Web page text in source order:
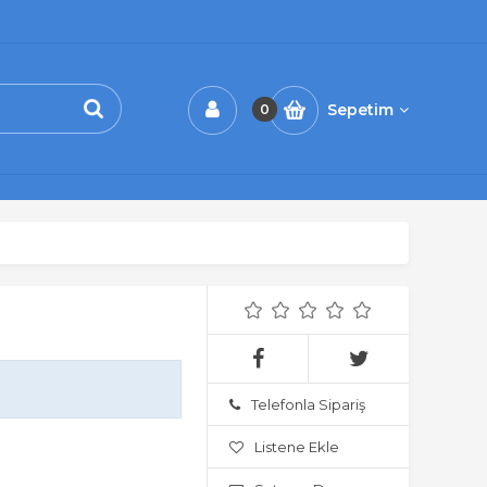
0 Sepetim
Telefonla Sipariş
Listene Ekle